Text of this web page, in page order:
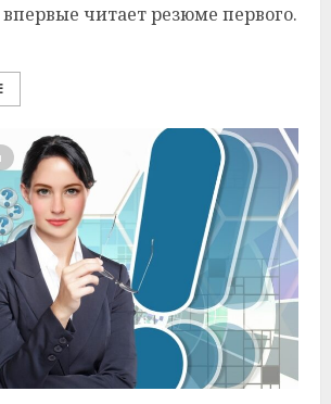
читает резюме первого.